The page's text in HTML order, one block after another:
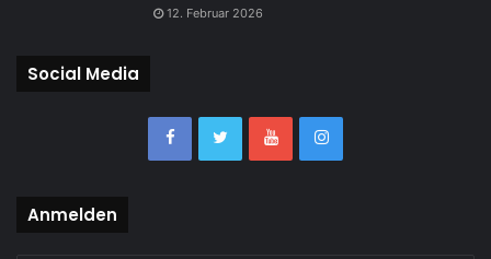
12. Februar 2026
Social Media
Anmelden